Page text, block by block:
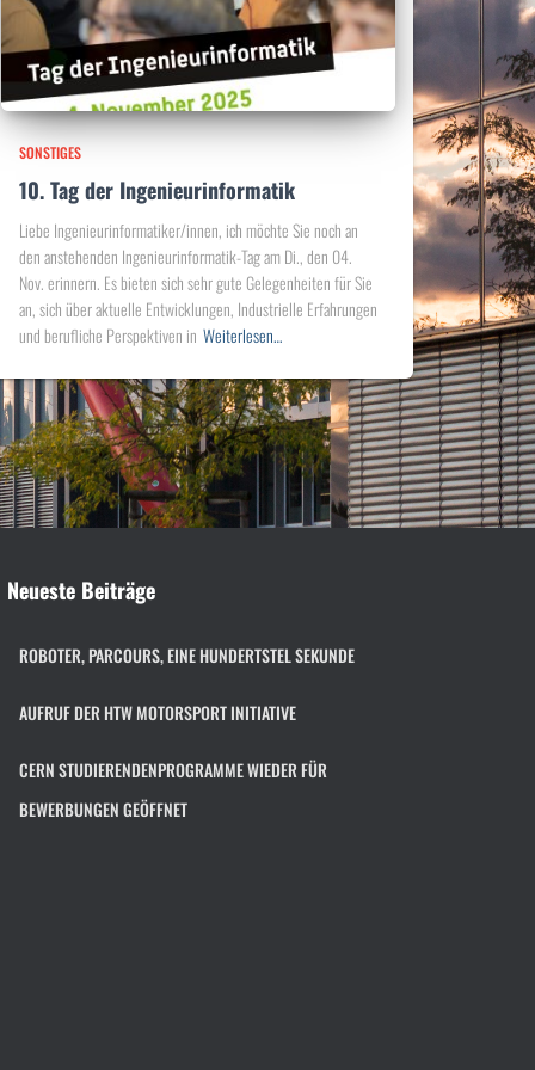
SONSTIGES
10. Tag der Ingenieurinformatik
Liebe Ingenieurinformatiker/innen, ich möchte Sie noch an
den anstehenden Ingenieurinformatik-Tag am Di., den 04.
Nov. erinnern. Es bieten sich sehr gute Gelegenheiten für Sie
an, sich über aktuelle Entwicklungen, Industrielle Erfahrungen
und berufliche Perspektiven in Weiterlesen…
Neueste Beiträge
ROBOTER, PARCOURS, EINE HUNDERTSTEL SEKUNDE
AUFRUF DER HTW MOTORSPORT INITIATIVE
CERN STUDIERENDENPROGRAMME WIEDER FÜR
BEWERBUNGEN GEÖFFNET